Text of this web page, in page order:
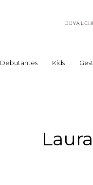
Debutantes Kids